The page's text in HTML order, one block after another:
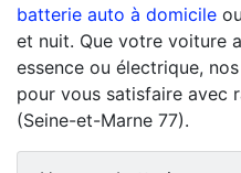
batterie auto à domicile
et nuit. Que votre voiture
essence ou électrique,
pour vous satisfaire avec
(Seine-et-Marne 77).